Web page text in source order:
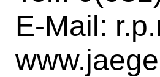
E-Mail: